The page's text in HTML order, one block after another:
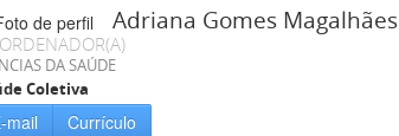
Adriana Gomes Magalhães
DA SAÚDE
Coletiva
mail Currículo